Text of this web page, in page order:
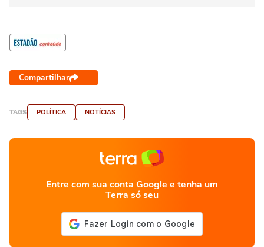
Compartilhar
TAGS POLÍTICA NOTÍCIAS
Entre com sua conta Google e tenha um
Terra só seu